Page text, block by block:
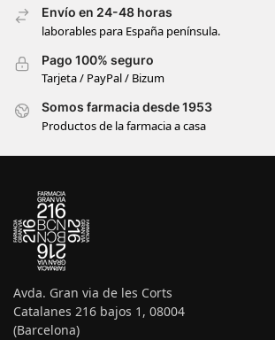
Envío en 24-48 horas
laborables para España península.
Pago 100% seguro
Tarjeta / PayPal / Bizum
Somos farmacia desde 1953
Productos de la farmacia a casa
Avda. Gran via de les Corts
Catalanes 216 bajos 1, 08004
(Barcelona)